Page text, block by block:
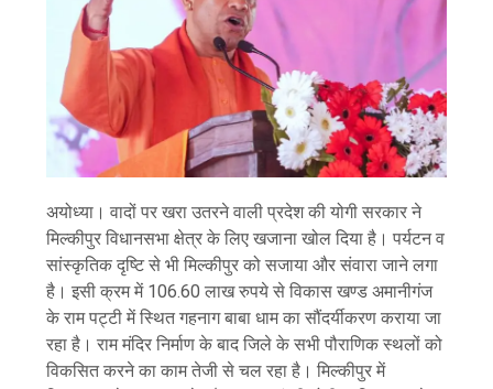
अयोध्या। वादों पर खरा उतरने वाली प्रदेश की योगी सरकार ने
मिल्कीपुर विधानसभा क्षेत्र के लिए खजाना खोल दिया है। पर्यटन व
सांस्कृतिक दृष्टि से भी मिल्कीपुर को सजाया और संवारा जाने लगा
है। इसी क्रम में 106.60 लाख रुपये से विकास खण्ड अमानीगंज
के राम पट्टी में स्थित गहनाग बाबा धाम का सौंदर्यीकरण कराया जा
रहा है। राम मंदिर निर्माण के बाद जिले के सभी पौराणिक स्थलों को
विकसित करने का काम तेजी से चल रहा है। मिल्कीपुर में